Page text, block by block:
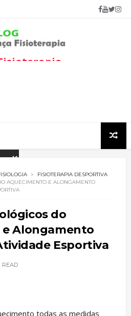
FISIOTERAPIA DESPORTIVA
AQUECIMENTO E ALONGAMENTO
do
Alongamento
Esportiva
READ
todas as medidas